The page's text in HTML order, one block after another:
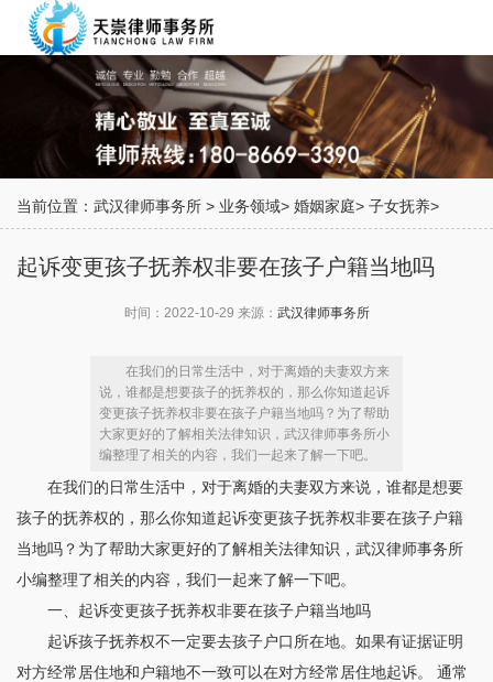
当前位置： 武汉律师事务所 > 业务领域> 婚姻家庭> 子女抚养>
起诉变更孩子抚养权非要在孩子户籍当地吗
时间：2022-10-29 来源： 武汉律师事务所
在我们的日常生活中，对于离婚的夫妻双方来
说，谁都是想要孩子的抚养权的，那么你知道起诉
变更孩子抚养权非要在孩子户籍当地吗？为了帮助
大家更好的了解相关法律知识，武汉律师事务所小
编整理了相关的内容，我们一起来了解一下吧。
在我们的日常生活中，对于离婚的夫妻双方来说，谁都是想要
孩子的抚养权的，那么你知道起诉变更孩子抚养权非要在孩子户籍
当地吗？为了帮助大家更好的了解相关法律知识，武汉律师事务所
小编整理了相关的内容，我们一起来了解一下吧。
一、起诉变更孩子抚养权非要在孩子户籍当地吗
起诉孩子抚养权不一定要去孩子户口所在地。如果有证据证明
对方经常居住地和户籍地不一致可以在对方经常居住地起诉。 通常